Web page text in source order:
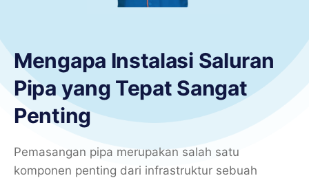
Mengapa Instalasi Saluran
Pipa yang Tepat Sangat
Penting
Pemasangan pipa merupakan salah satu
komponen penting dari infrastruktur sebuah